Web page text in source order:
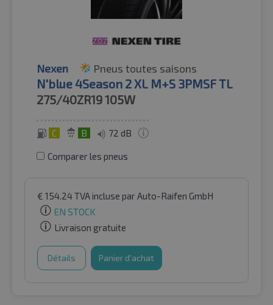
Nexen Pneus toutes saisons
N'blue 4Season 2 XL M+S 3PMSF TL
275/40ZR19105W
C B 72 dB
Comparer les pneus
€ 154.24TVA incluse par Auto-Raifen GmbH
EN STOCK
Livraison gratuite
Détails Panier d'achat